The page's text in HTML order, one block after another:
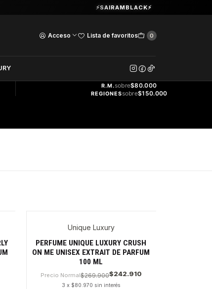
Acceso Lista de favoritos 0
Guardia Vieja 202. Oficina 102.Ver Horarios
⚡SAIRAMBLACK⚡
GRATIS
R.M.sobre$80.000
REGIONESsobre$150.000
Unique Luxury
PERFUME UNIQUE LUXURY CRUSH
ON ME UNISEX EXTRAIT DE PARFUM
100 ML
Precio Normal$269.900$242.910
3 x $80.970 sin interés